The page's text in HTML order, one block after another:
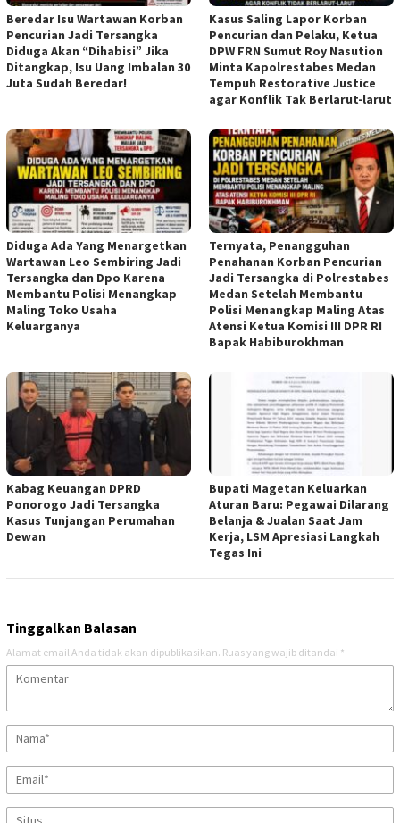
Beredar Isu Wartawan Korban
Pencurian Jadi Tersangka
Diduga Akan “Dihabisi” Jika
Ditangkap, Isu Uang Imbalan 30
Juta Sudah Beredar!
Kasus Saling Lapor Korban
Pencurian dan Pelaku, Ketua
DPW FRN Sumut Roy Nasution
Minta Kapolrestabes Medan
Tempuh Restorative Justice
agar Konflik Tak Berlarut-larut
Diduga Ada Yang Menargetkan
Wartawan Leo Sembiring Jadi
Tersangka dan Dpo Karena
Membantu Polisi Menangkap
Maling Toko Usaha
Keluarganya
Ternyata, Penangguhan
Penahanan Korban Pencurian
Jadi Tersangka di Polrestabes
Medan Setelah Membantu
Polisi Menangkap Maling Atas
Atensi Ketua Komisi III DPR RI
Bapak Habiburokhman
Kabag Keuangan DPRD
Ponorogo Jadi Tersangka
Kasus Tunjangan Perumahan
Dewan
Bupati Magetan Keluarkan
Aturan Baru: Pegawai Dilarang
Belanja & Jualan Saat Jam
Kerja, LSM Apresiasi Langkah
Tegas Ini
Tinggalkan Balasan
Alamat email Anda tidak akan dipublikasikan. Ruas yang wajib ditandai *